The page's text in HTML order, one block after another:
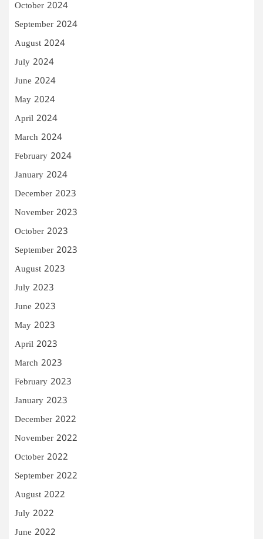
October 2024
September 2024
August 2024
July 2024
June 2024
May 2024
April 2024
March 2024
February 2024
January 2024
December 2023
November 2023
October 2023
September 2023
August 2023
July 2023
June 2023
May 2023
April 2023
March 2023
February 2023
January 2023
December 2022
November 2022
October 2022
September 2022
August 2022
July 2022
June 2022